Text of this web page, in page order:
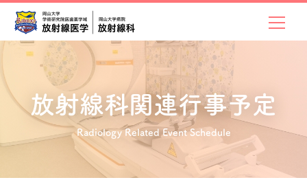
放射線科関連行事予定
Radiology Related Event Schedule